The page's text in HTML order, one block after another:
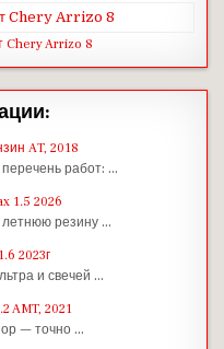
Chery Arrizo 8
AT, 2018
работ: …
1.5 2026
резину …
2023г
и свечей …
AMT, 2021
— точно …